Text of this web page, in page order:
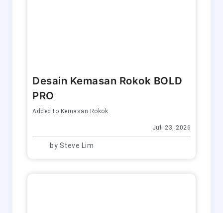
Desain Kemasan Rokok BOLD
PRO
Added to Kemasan Rokok
Juli 23, 2026
by Steve Lim